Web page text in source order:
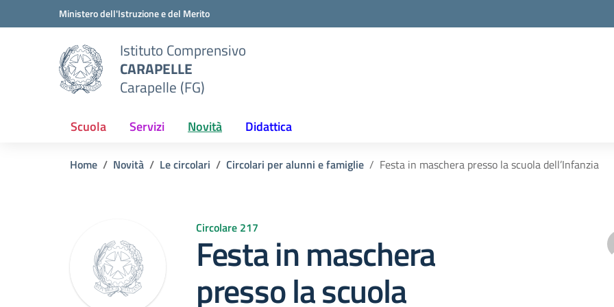
Vai ai contenuti
Vai al menu di navigazioneMinistero dell'Istruzione e del Merito
Istituto Comprensivo
CARAPELLE
Carapelle (FG)
Scuola Servizi Novità Didattica
Home Novità Le circolari Circolari per alunni e famiglie Festa in maschera presso la scuola dell’Infanzia
Circolare 217
Festa in maschera
presso la scuola